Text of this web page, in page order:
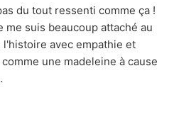
du tout ressenti comme ça !
me suis beaucoup attaché au
l'histoire avec empathie et
une madeleine à cause